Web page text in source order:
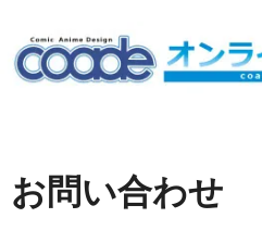
お問い合わせ